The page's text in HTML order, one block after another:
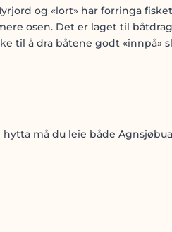
og «lort» har forringa
osen. Det er laget til
til å dra båtene godt «innpå»
må du leie både